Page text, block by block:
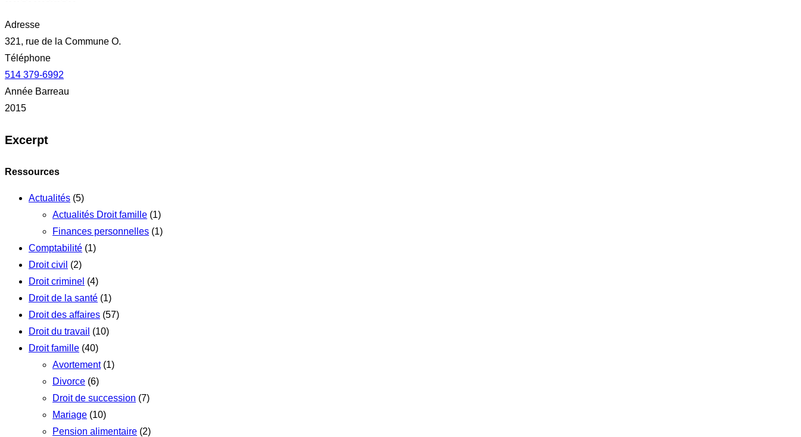
Adresse
321, rue de la Commune O.
Téléphone
514 379-6992
Année Barreau
2015
Excerpt
Ressources
Actualités (5)
Actualités Droit famille (1)
Finances personnelles (1)
Comptabilité (1)
Droit civil (2)
Droit criminel (4)
Droit de la santé (1)
Droit des affaires (57)
Droit du travail (10)
Droit famille (40)
Avortement(1)
Divorce (6)
Droit de succession (7)
Mariage (10)
Pension alimentaire (2)